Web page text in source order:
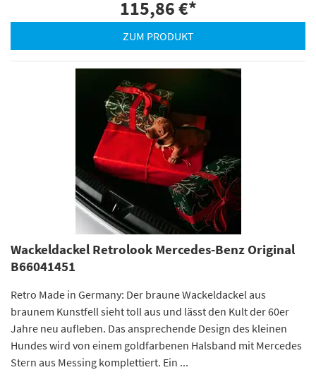
115,86 €*
ZUM PRODUKT
Wackeldackel Retrolook Mercedes-Benz Original
B66041451
Retro Made in Germany: Der braune Wackeldackel aus
braunem Kunstfell sieht toll aus und lässt den Kult der 60er
Jahre neu aufleben. Das ansprechende Design des kleinen
Hundes wird von einem goldfarbenen Halsband mit Mercedes
Stern aus Messing komplettiert. Ein ...